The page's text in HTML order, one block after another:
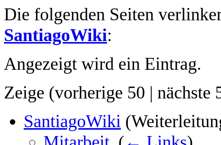
Die folgenden Seiten
SantiagoWiki:
Angezeigt wird ein Eintrag.
Zeige (vorherige 50 | nächste
SantiagoWiki